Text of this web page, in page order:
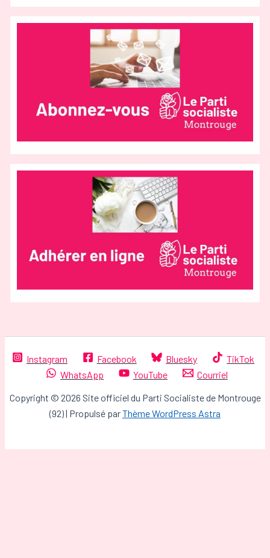
Instagram Facebook Bluesky
TikTok
WhatsApp
YouTube Courriel
Copyright © 2026 Site officiel du Parti Socialiste de Montrouge
(92) | Propulsé parThème WordPress Astra